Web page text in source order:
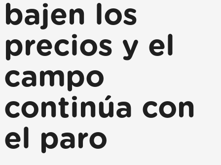
bajen los
precios y el
campo
continúa con
el paro